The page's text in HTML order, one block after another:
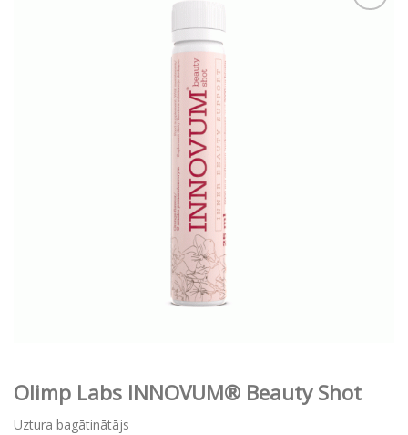
Olimp Labs INNOVUM® Beauty Shot
Uztura bagātinātājs